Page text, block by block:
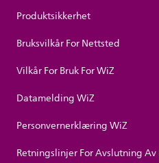
Produktsikkerhet
Bruksvilkår For Nettsted
Vilkår For Bruk For WiZ
Datamelding WiZ
Personvernerklæring WiZ
Retningslinjer For Avslutning